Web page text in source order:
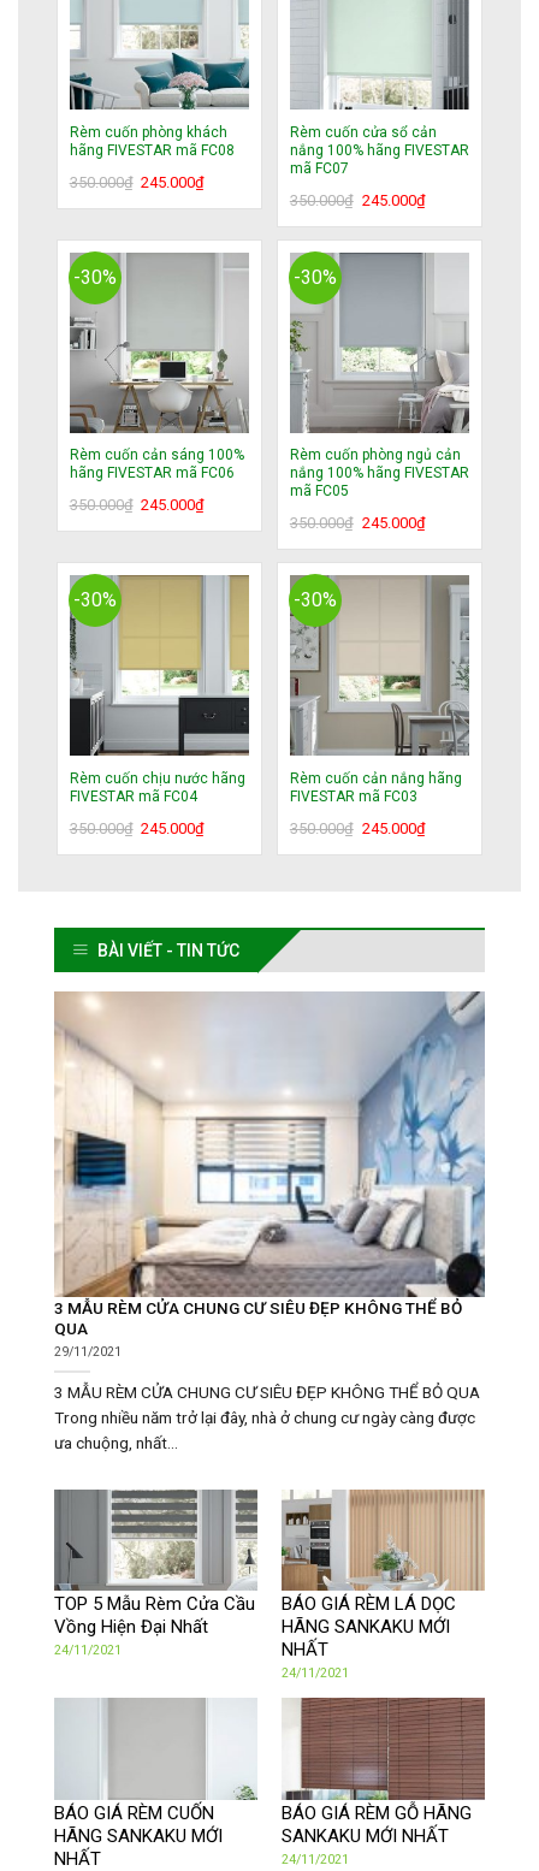
Rèm cuốn phòng khách
hãng FIVESTAR mã FC08
350.000₫ Giá
gốc
350.000₫.
245.000₫Giá
hiện
là:
245.000₫.
Rèm cuốn cửa sổ cản
nắng 100% hãng FIVESTAR
mã FC07
350.000₫ Giá
gốc
là:
245.000₫Giá
hiện
tại
-30%
Rèm cuốn cản sáng 100%
hãng FIVESTAR mã FC06
350.000₫ Giá
gốc
350.000₫.
245.000₫Giá
hiện
là:
245.000₫.
-30%
Rèm cuốn phòng ngủ cản
nắng 100% hãng FIVESTAR
mã FC05
350.000₫ Giá
gốc
là:
350.000₫.
245.000₫Giá
hiện
tại
245.000₫.
-30%
Rèm cuốn chịu nước hãng
FIVESTAR mã FC04
350.000₫ Giá
gốc
245.000₫Giá
hiện
245.000₫.
-30%
Rèm cuốn cản nắng hãng
FIVESTAR mã FC03
350.000₫ Giá
gốc
245.000₫Giá
hiện
245.000₫.
BÀI VIẾT - TIN TỨC
3 MẪU RÈM CỬA CHUNG CƯ SIÊU ĐẸP KHÔNG THỂ BỎ
QUA
29/11/2021
3 MẪU RÈM CỬA CHUNG CƯ SIÊU ĐẸP KHÔNG THỂ BỎ QUA
Trong nhiều năm trở lại đây, nhà ở chung cư ngày càng được
ưa chuộng, nhất...
TOP 5 Mẫu Rèm Cửa Cầu
Vồng Hiện Đại Nhất
24/11/2021
BÁO GIÁ RÈM LÁ DỌC
HÃNG SANKAKU MỚI
NHẤT
24/11/2021
BÁO GIÁ RÈM CUỐN
HÃNG SANKAKU MỚI
NHẤT
BÁO GIÁ RÈM GỖ HÃNG
SANKAKU MỚI NHẤT
24/11/2021